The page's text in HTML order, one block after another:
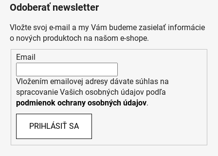
Odoberať newsletter
Vložte svoj e-mail a my Vám budeme zasielať informácie
o nových produktoch na našom e-shope.
Email
Vložením emailovej adresy dávate súhlas na
spracovanie Vašich osobných údajov podľa
podmienok ochrany osobných údajov.
PRIHLÁSIŤ SA